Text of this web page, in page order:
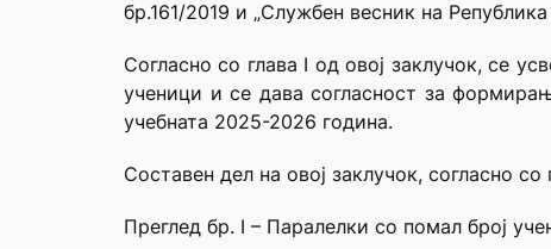
бр.161/2019 и „Службен весник на
Согласно со глава I од овој заклучок, се
ученици и се дава согласност за
учебната 2025-2026 година.
Составен дел на овој заклучок, согласно со
Преглед бр. I – Паралелки со помал број